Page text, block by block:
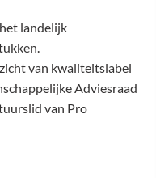
landelijk
van kwaliteitslabel
Adviesraad
van Pro